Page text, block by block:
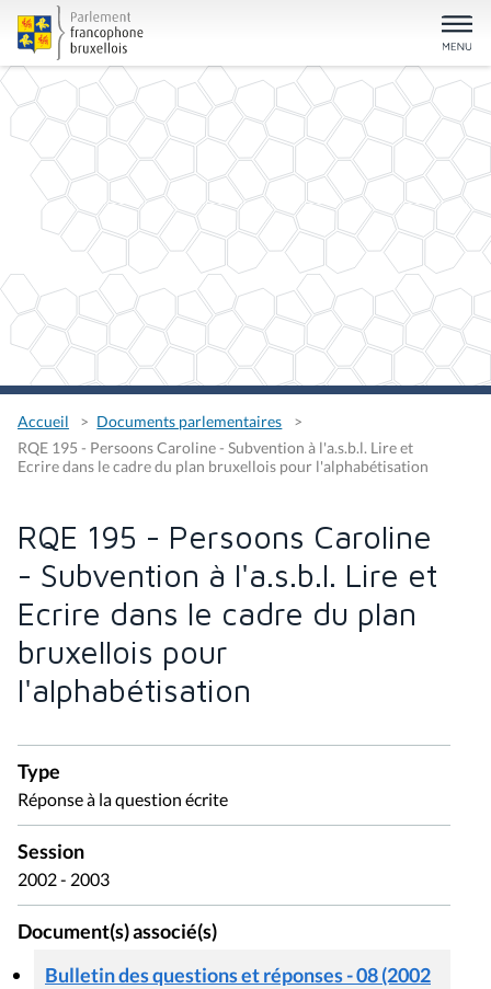
Accueil
Documents parlementaires
RQE 195 - Persoons Caroline - Subvention à l'a.s.b.l. Lire et
Ecrire dans le cadre du plan bruxellois pour l'alphabétisation
RQE 195 - Persoons Caroline
- Subvention à l'a.s.b.l. Lire et
Ecrire dans le cadre du plan
bruxellois pour
l'alphabétisation
Type
Réponse à la question écrite
Session
2002 - 2003
Document(s) associé(s)
Bulletin des questions et réponses - 08 (2002